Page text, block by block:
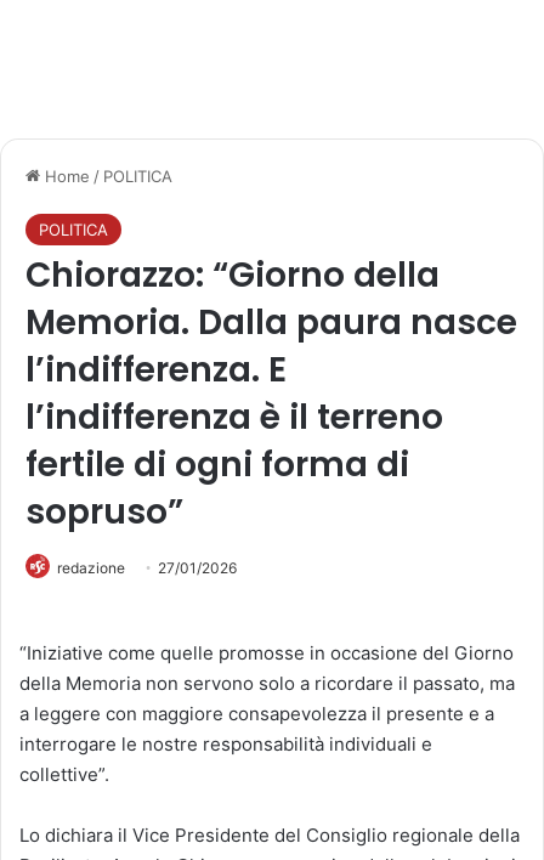
Home / POLITICA
POLITICA
Chiorazzo: “Giorno della
Memoria. Dalla paura nasce
l’indifferenza. E
l’indifferenza è il terreno
fertile di ogni forma di
sopruso”
redazione 27/01/2026
“Iniziative come quelle promosse in occasione del Giorno
della Memoria non servono solo a ricordare il passato, ma
a leggere con maggiore consapevolezza il presente e a
interrogare le nostre responsabilità individuali e
collettive”.
Lo dichiara il Vice Presidente del Consiglio regionale della